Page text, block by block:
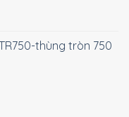
thùng tròn 750